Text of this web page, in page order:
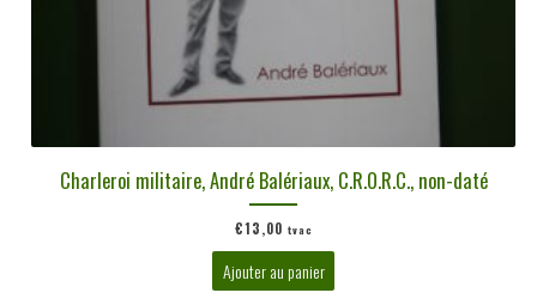
Charleroi militaire, André Balériaux, C.R.O.R.C., non-daté
€13,00 tvac
Ajouter au panier